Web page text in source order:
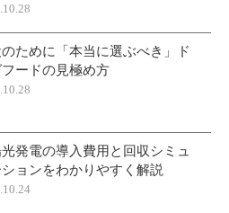
ために「本当に選ぶべき」ド
フードの見極め方
発電の導入費用と回収シミュ
ションをわかりやすく解説